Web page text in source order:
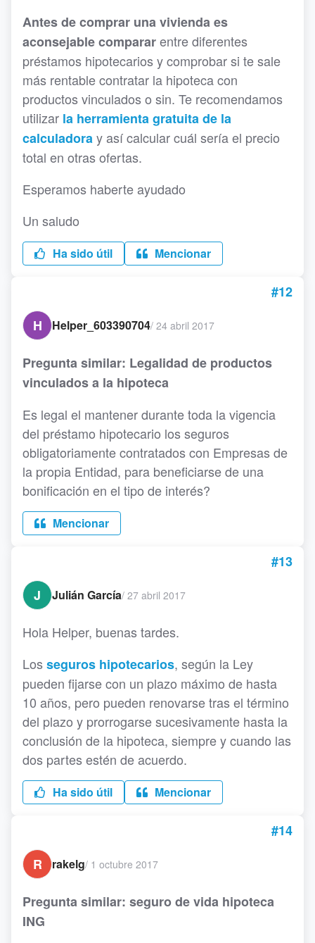
Antes de comprar una vivienda es
aconsejable compararentre diferentes
préstamos hipotecarios y comprobar si te sale
más rentable contratar la hipoteca con
productos vinculados o sin. Te recomendamos
utilizar la herramienta gratuita de la
calculadoray así calcular cuál sería el precio
total en otras ofertas.
Esperamos haberte ayudado
Un saludo
Ha sido útil Mencionar
#12
H
Helper_603390704/ 24 abril 2017
Pregunta similar: Legalidad de productos
vinculados a la hipoteca
Es legal el mantener durante toda la vigencia
del préstamo hipotecario los seguros
obligatoriamente contratados con Empresas de
la propia Entidad, para beneficiarse de una
bonificación en el tipo de interés?
Mencionar
#13
J
Julián García/ 27 abril 2017
Hola Helper, buenas tardes.
Los seguros hipotecarios, según la Ley
pueden fijarse con un plazo máximo de hasta
10 años, pero pueden renovarse tras el término
del plazo y prorrogarse sucesivamente hasta la
conclusión de la hipoteca, siempre y cuando las
dos partes estén de acuerdo.
Ha sido útil Mencionar
#14
R
rakelg/ 1 octubre 2017
Pregunta similar: seguro de vida hipoteca
ING